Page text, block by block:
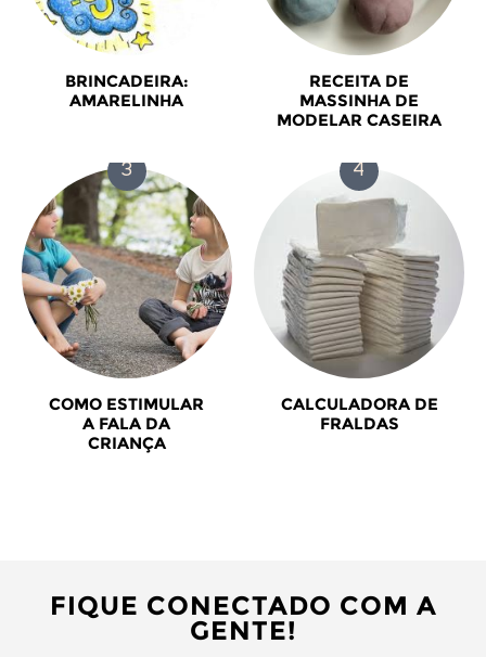
BRINCADEIRA:
AMARELINHA
RECEITA DE
MASSINHA DE
MODELAR CASEIRA
COMO ESTIMULAR
A FALA DA
CRIANÇA
CALCULADORA DE
FRALDAS
FIQUE CONECTADO COM A
GENTE!